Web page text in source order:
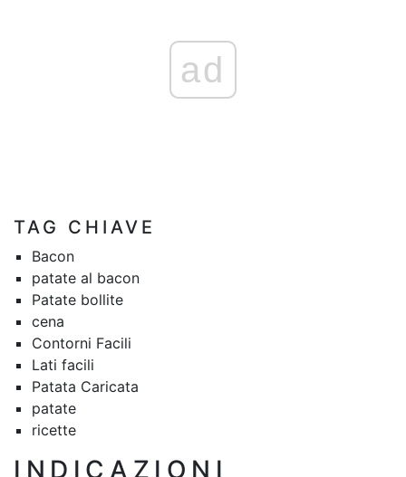
ad
TAG CHIAVE
Bacon
patate al bacon
Patate bollite
cena
Contorni Facili
Lati facili
Patata Caricata
patate
ricette
INDICAZIONI